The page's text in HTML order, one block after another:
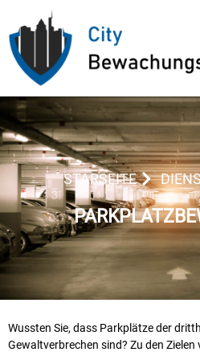
STARSEITE
Wussten Sie, dass Parkplätze der
Gewaltverbrechen sind? Zu den Zielen